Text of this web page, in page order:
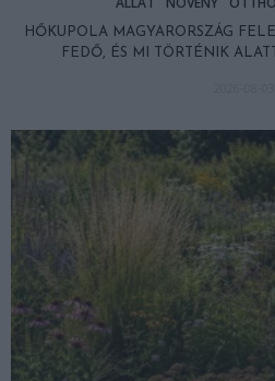
HŐKUPOLA MAGYARORSZÁG
FEDŐ, ÉS MI TÖRTÉNIK